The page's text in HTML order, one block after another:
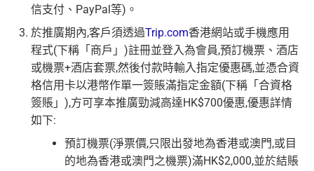
信支付、PayPal等)。
於推廣期內,客戶須透過Trip.com香港網站或手機應用
程式(下稱「商戶」)註冊並登入為會員,預訂機票、酒店
或機票+酒店套票,然後付款時輸入指定優惠碼,並憑合資
格信用卡以港幣作單一簽賬滿指定金額(下稱「合資格
簽賬」),方可享本推廣勁減高達HK$700優惠,優惠詳情
如下:
預訂機票(淨票價,只限出發地為香港或澳門,或目
的地為香港或澳門之機票)滿HK$2,000,並於結賬